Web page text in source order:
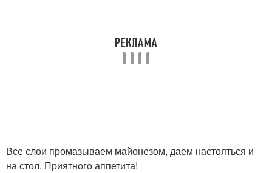
Все слои промазываем майонезом, даем настояться и
на стол. Приятного аппетита!